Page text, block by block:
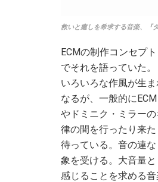
救いと癒しを希求する音楽、『
ECMの制作コンセプ
でそれを語っていた
いろいろな作風が生
なるが、一般的に
やドミニク・ミラー
律の間を行ったり来
待っている。音の連
象を受ける。大音量
感じることを求める